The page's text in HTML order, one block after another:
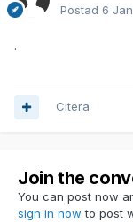
Postad 6
.
Citera
Join the
You can post now
sign in now to post